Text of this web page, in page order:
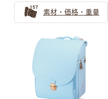
バイカラー ピンク
キャメル・オレンジ
素材・価格・重量